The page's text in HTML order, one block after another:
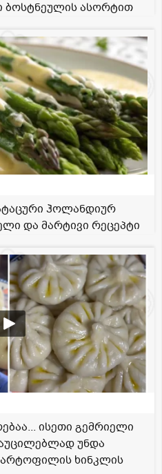
ბოსტნეულის ასორტით
ჰოლანდიურ
და მარტივი რეცეპტი
ისეთი გემრიელი
უნდა
ხინკლის